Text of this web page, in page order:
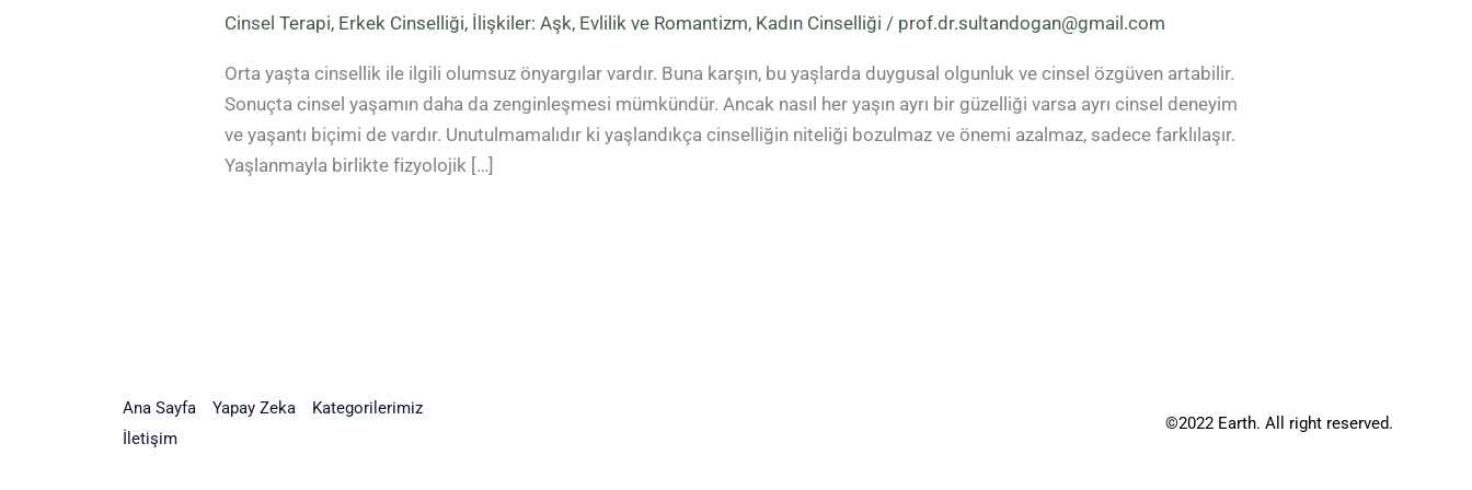
Cinsel Terapi, Erkek Cinselliği, İlişkiler: Aşk, Evlilik ve Romantizm, Kadın Cinselliği / prof.dr.sultandogan@gmail.com
Orta yaşta cinsellik ile ilgili olumsuz önyargılar vardır. Buna karşın, bu yaşlarda duygusal olgunluk ve cinsel özgüven artabilir.
Sonuçta cinsel yaşamın daha da zenginleşmesi mümkündür. Ancak nasıl her yaşın ayrı bir güzelliği varsa ayrı cinsel deneyim
ve yaşantı biçimi de vardır. Unutulmamalıdır ki yaşlandıkça cinselliğin niteliği bozulmaz ve önemi azalmaz, sadece farklılaşır.
Yaşlanmayla birlikte fizyolojik […]
Ana Sayfa Yapay Zeka
Kategorilerimiz
İletişim
©2022 Earth. All right reserved.